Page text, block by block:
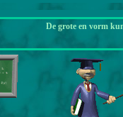
De grote en vorm